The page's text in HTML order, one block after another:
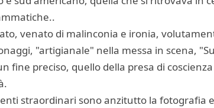
venato di malinconia e ironia,
"artigianale" nella messa in scena,
fine preciso, quello della presa di
straordinari sono anzitutto la fotografia